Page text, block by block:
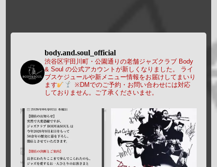
body.and.soul_official
渋谷区宇田川町・公園通りの老舗ジャズクラブ Body
& Soul の公式アカウントが新しくなりました。
ライ
ブスケジュールや新メニュー情報をお届けしてまいり
ます
※DMでのご予約・お問い合わせには対応
しておりません。ご了承くださいませ。